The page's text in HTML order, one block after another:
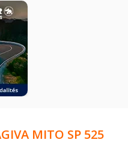
MITO SP 525